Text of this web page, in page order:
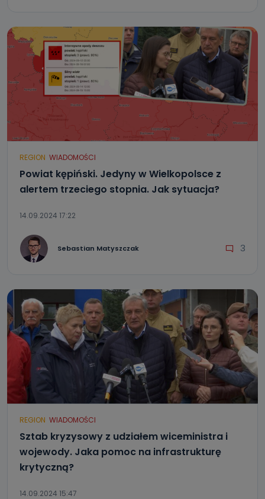
REGION WIADOMOŚCI
Powiat kępiński. Jedyny w Wielkopolsce z
alertem trzeciego stopnia. Jak sytuacja?
14.09.2024 17:22
Sebastian Matyszczak 3
REGION WIADOMOŚCI
Sztab kryzysowy z udziałem wiceministra i
wojewody. Jaka pomoc na infrastrukturę
krytyczną?
14.09.2024 15:47